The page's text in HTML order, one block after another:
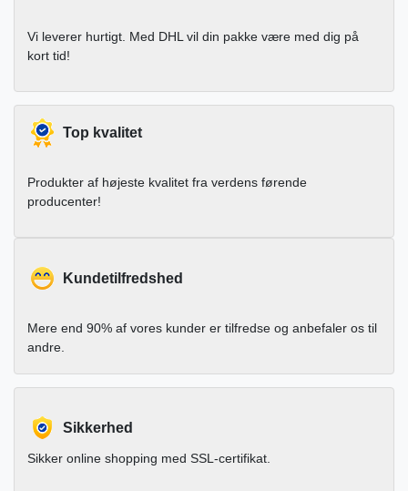
Vi leverer hurtigt. Med DHL vil din pakke være med dig på
kort tid!
Top kvalitet
Produkter af højeste kvalitet fra verdens førende
producenter!
Kundetilfredshed
Mere end 90% af vores kunder er tilfredse og anbefaler os til
andre.
Sikkerhed
Sikker online shopping med SSL-certifikat.